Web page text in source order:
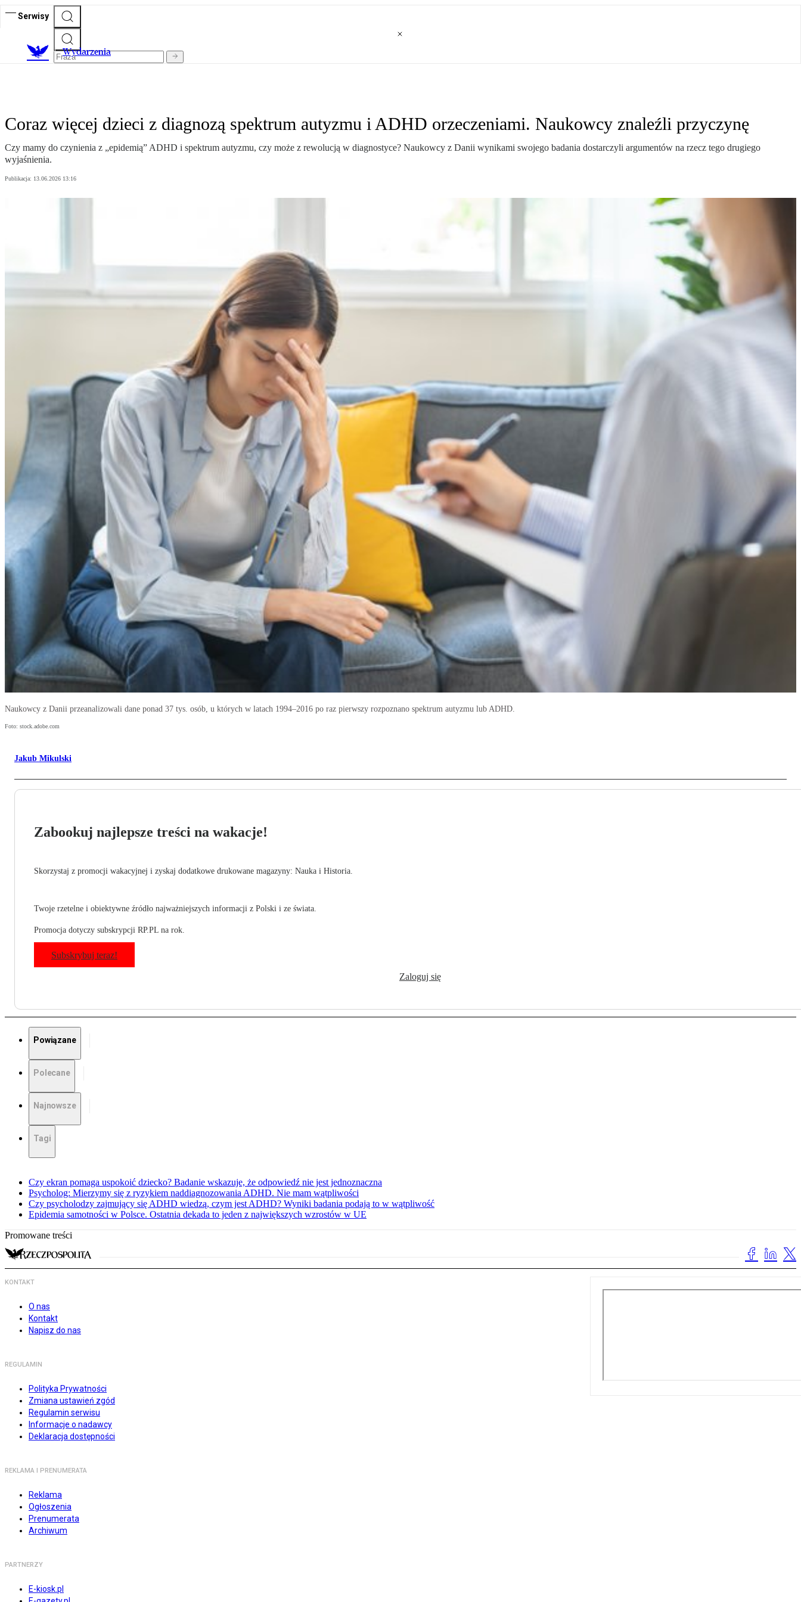
Serwisy
Wydarzenia
Coraz więcej dzieci z diagnozą spektrum autyzmu i ADHD orzeczeniami. Naukowcy znaleźli przyczynę
Czy mamy do czynienia z „epidemią” ADHD i spektrum autyzmu, czy może z rewolucją w diagnostyce? Naukowcy z Danii wynikami swojego badania dostarczyli argumentów na rzecz tego drugiego
wyjaśnienia.
Publikacja: 13.06.2026 13:16
Naukowcy z Danii przeanalizowali dane ponad 37 tys. osób, u których w latach 1994–2016 po raz pierwszy rozpoznano spektrum autyzmu lub ADHD.
Foto: stock.adobe.com
Jakub Mikulski
Zabookuj najlepsze treści na wakacje!
Skorzystaj z promocji wakacyjnej i zyskaj dodatkowe drukowane magazyny: Nauka i Historia.
Twoje rzetelne i obiektywne źródło najważniejszych informacji z Polski i ze świata.
Promocja dotyczy subskrypcji RP.PL na rok.
Subskrybuj teraz!
Zaloguj się
Powiązane
Polecane
Najnowsze
Tagi
Czy ekran pomaga uspokoić dziecko? Badanie wskazuje, że odpowiedź nie jest jednoznaczna
Psycholog: Mierzymy się z ryzykiem naddiagnozowania ADHD. Nie mam wątpliwości
Czy psycholodzy zajmujący się ADHD wiedzą, czym jest ADHD? Wyniki badania podają to w wątpliwość
Epidemia samotności w Polsce. Ostatnia dekada to jeden z największych wzrostów w UE
Promowane treści
KONTAKT
O nas
Kontakt
Napisz do nas
REGULAMIN
Polityka Prywatności
Zmiana ustawień zgód
Regulamin serwisu
Informacje o nadawcy
Deklaracja dostępności
REKLAMA I PRENUMERATA
Reklama
Ogłoszenia
Prenumerata
Archiwum
PARTNERZY
E-kiosk.pl